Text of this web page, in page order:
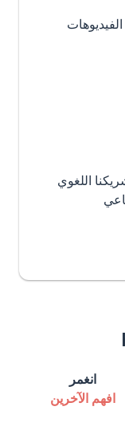
اللغوي
انغمر
افهم الآخرين